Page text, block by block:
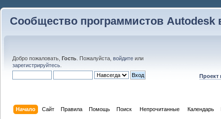
Сообщество программистов Autodesk
Добро пожаловать, Гость . Пожалуйста, войдите или
зарегистрируйтесь
Проект
Начало Сайт Правила Помощь Поиск Непрочитанные Календарь